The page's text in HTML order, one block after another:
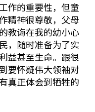
作的重要性，但童
精神很尊敬，父母
教诲在我的幼小心
，随时准备为了实
益甚至生命。跟很
要怀疑伟大领袖对
真正体会到牺牲的